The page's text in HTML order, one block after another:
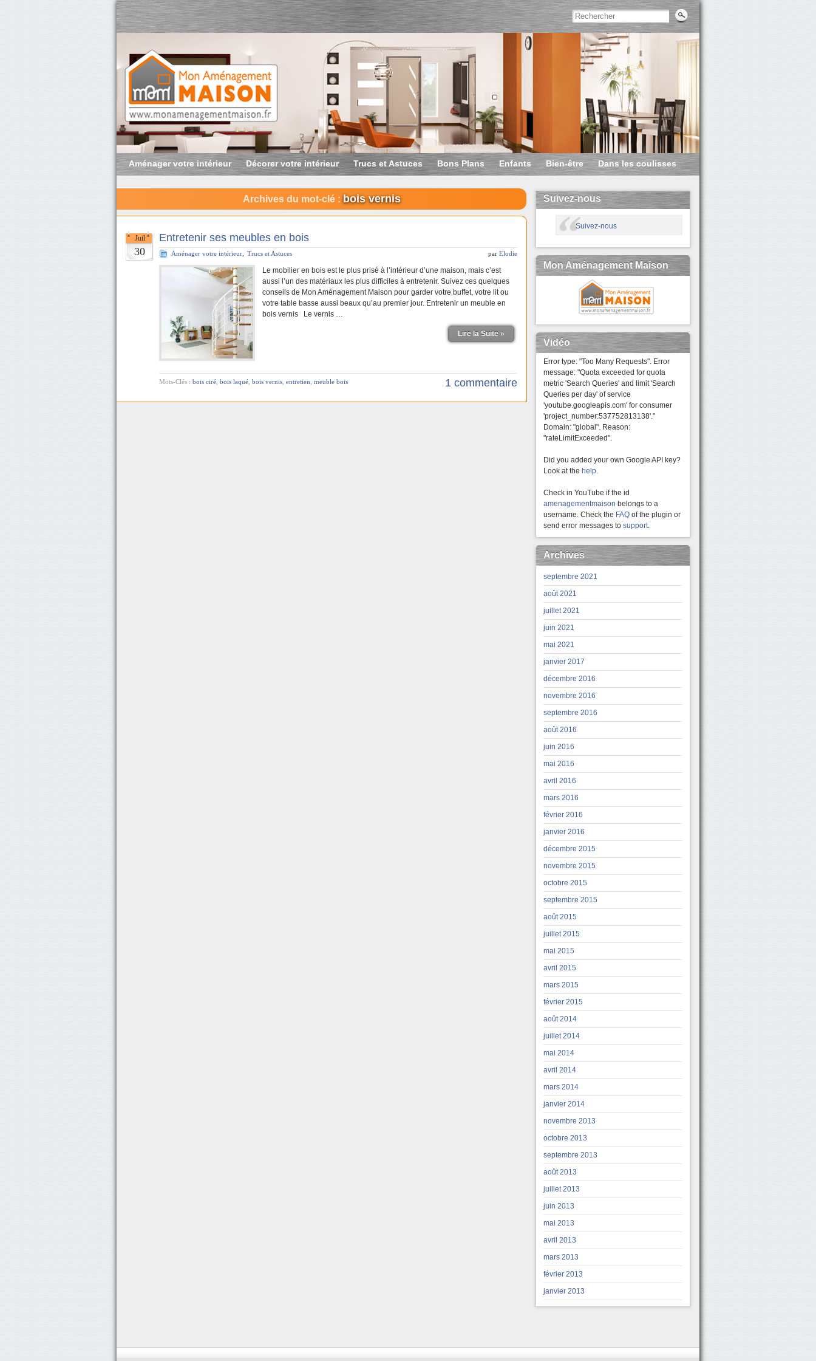
Aménager votre intérieur Décorer votre intérieur Trucs et Astuces Bons Plans Enfants Bien-être Dans les coulisses
Archives du mot-clé : bois vernis
Juil
30
Entretenir ses meubles en bois
Aménager votre intérieur Trucs et Astuces par Elodie
Le mobilier en bois est le plus prisé à l’intérieur d’une maison, mais c’est
aussi l’un des matériaux les plus difficiles à entretenir. Suivez ces quelques
conseils de Mon Aménagement Maison pour garder votre buffet, votre lit ou
votre table basse aussi beaux qu’au premier jour. Entretenir un meuble en
bois vernis Le vernis …
Lire la Suite »
Mots-Clés : bois ciré bois laqué bois vernis entretien meuble bois 1 commentaire
Suivez-nous
Suivez-nous
Mon Aménagement Maison
Vidéo
Error type: "Too Many Requests". Error
message: "Quota exceeded for quota
metric 'Search Queries' and limit 'Search
Queries per day' of service
'youtube.googleapis.com' for consumer
'project_number:537752813138'."
Domain: "global". Reason:
"rateLimitExceeded".
Did you added your own Google API key?
Look at the help.
Check in YouTube if the id
amenagementmaison belongs to a
username. Check the FAQ of the plugin or
send error messages to support.
Archives
septembre 2021
août 2021
juillet 2021
juin 2021
mai 2021
janvier 2017
décembre 2016
novembre 2016
septembre 2016
août 2016
juin 2016
mai 2016
avril 2016
mars 2016
février 2016
janvier 2016
décembre 2015
novembre 2015
octobre 2015
septembre 2015
août 2015
juillet 2015
mai 2015
avril 2015
mars 2015
février 2015
août 2014
juillet 2014
mai 2014
avril 2014
mars 2014
janvier 2014
novembre 2013
octobre 2013
septembre 2013
août 2013
juillet 2013
juin 2013
mai 2013
avril 2013
mars 2013
février 2013
janvier 2013